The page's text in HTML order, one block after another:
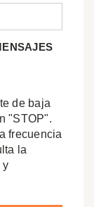
de baja
"STOP".
frecuencia
la
y